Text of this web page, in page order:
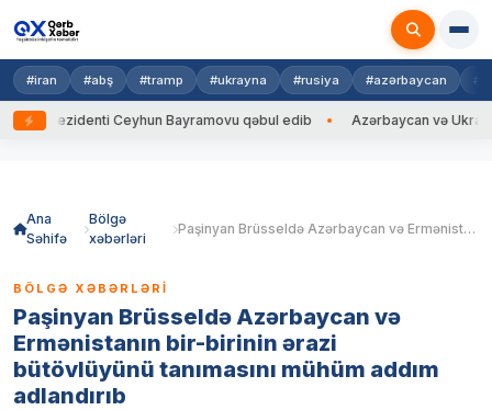
#iran #abş #tramp #ukrayna #rusiya #azərbaycan
Ceyhun Bayramovu qəbul edib Azərbaycan və Ukrayna XİN
Ana
Səhifə
Bölgə
xəbərləri
Paşinyan Brüsseldə Azərbaycan və Ermənistanın bir-birinin ərazi bütövlüyünü tanımasını mühüm addım adlandırıb
BÖLGƏ XƏBƏRLƏRI
Paşinyan Brüsseldə Azərbaycan və
Ermənistanın bir-birinin ərazi
bütövlüyünü tanımasını mühüm addım
adlandırıb